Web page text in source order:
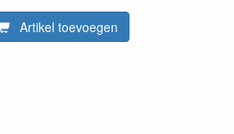
Artikel toevoegen